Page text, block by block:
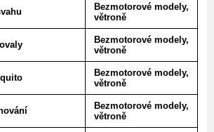
Bezmotorové modely,
větroně
Bezmotorové modely,
větroně
Bezmotorové modely,
větroně
Bezmotorové modely,
větroně